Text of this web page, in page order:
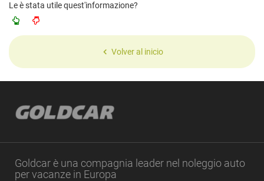
Le è stata utile quest'informazione?
Volver al inicio
Goldcar è una compagnia leader nel noleggio auto
per vacanze in Europa